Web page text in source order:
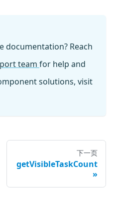
documentation? Reach
team for help and
solutions, visit
下一页
getVisibleTaskCount